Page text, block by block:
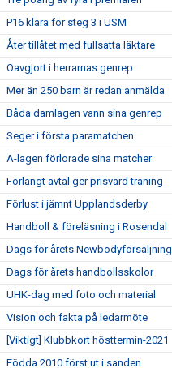
P16 klara för steg 3 i USM
Åter tillåtet med fullsatta läktare
Oavgjort i herrarnas genrep
Mer än 250 barn är redan anmälda
Båda damlagen vann sina genrep
Seger i första paramatchen
A-lagen förlorade sina matcher
Förlängt avtal ger prisvärd träning
Förlust i jämnt Upplandsderby
Handboll & föreläsning i Rosendal
Dags för årets Newbodyförsäljning
Dags för årets handbollsskolor
UHK-dag med foto och material
Vision och fakta på ledarmöte
[Viktigt] Klubbkort hösttermin-2021
Födda 2010 först ut i sanden